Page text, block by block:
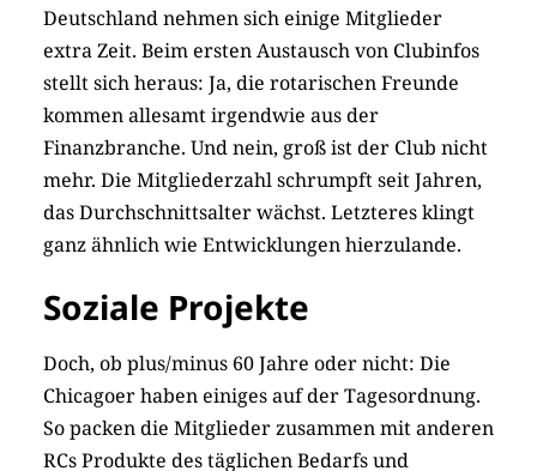
Deutschland nehmen sich einige Mitglieder
extra Zeit. Beim ersten Austausch von Clubinfos
stellt sich heraus: Ja, die rotarischen Freunde
kommen allesamt irgendwie aus der
Finanzbranche. Und nein, groß ist der Club nicht
mehr. Die Mitgliederzahl schrumpft seit Jahren,
das Durchschnittsalter wächst. Letzteres klingt
ganz ähnlich wie Entwicklungen hierzulande.
Soziale Projekte
Doch, ob plus/minus 60 Jahre oder nicht: Die
Chicagoer haben einiges auf der Tagesordnung.
So packen die Mitglieder zusammen mit anderen
RCs Produkte des täglichen Bedarfs und